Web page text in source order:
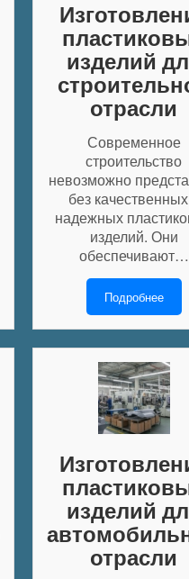
изделий
отрасли
Современное
строительство
невозможно
без
надежных
изделий. Они
обеспечивают…
Подробнее
изделий
отрасли